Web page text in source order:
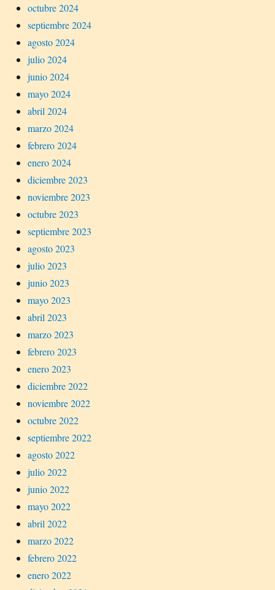
octubre 2024
septiembre 2024
agosto 2024
julio 2024
junio 2024
mayo 2024
abril 2024
marzo 2024
febrero 2024
enero 2024
diciembre 2023
noviembre 2023
octubre 2023
septiembre 2023
agosto 2023
julio 2023
junio 2023
mayo 2023
abril 2023
marzo 2023
febrero 2023
enero 2023
diciembre 2022
noviembre 2022
octubre 2022
septiembre 2022
agosto 2022
julio 2022
junio 2022
mayo 2022
abril 2022
marzo 2022
febrero 2022
enero 2022